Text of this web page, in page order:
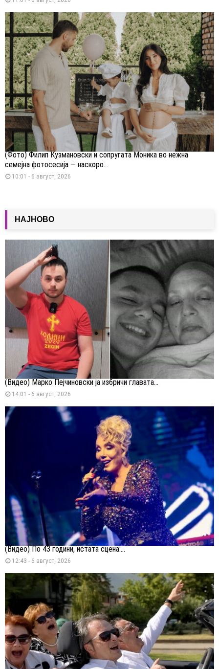
(Фото) Филип Кузмановски и сопругата Моника во нежна
семејна фотосесија — наскоро...
10:01 - 6 август, 2026
НАЈНОВО
(Видео) Марко Пејчиновски ја избричи главата...
14:01 - 6 август, 2026
(Видео) По 43 години, истата сцена:...
12:43 - 6 август, 2026